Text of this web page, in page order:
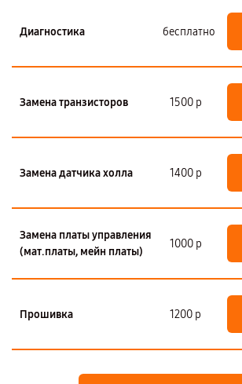
Диагностика бесплатно
Замена транзисторов 1500 р
Замена датчика холла 1400 р
Замена платы управления
(мат.платы, мейн платы)
1000 р
Прошивка 1200 р